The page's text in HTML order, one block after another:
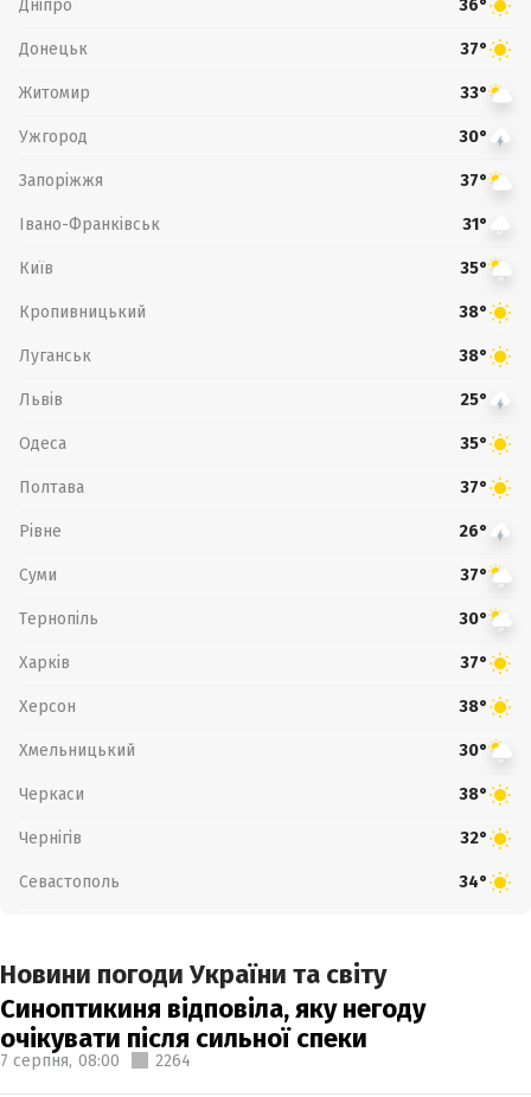
Дніпро 36°
Донецьк 37°
Житомир 33°
Ужгород 30°
Запоріжжя 37°
Івано-Франківськ 31°
Київ 35°
Кропивницький 38°
Луганськ 38°
Львів 25°
Одеса 35°
Полтава 37°
Рівне 26°
Суми 37°
Тернопіль 30°
Харків 37°
Херсон 38°
Хмельницький 30°
Черкаси 38°
Чернігів 32°
Севастополь 34°
Новини погоди України та світу
Синоптикиня відповіла, яку негоду
очікувати після сильної спеки
7 серпня, 08:00 2264